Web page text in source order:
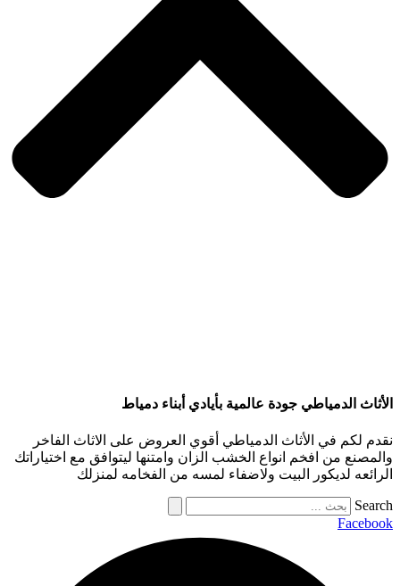
الأثاث الدمياطي جودة عالمية بأيادي أبناء دمياط
نقدم لكم في الأثاث الدمياطي أقوي العروض على الاثاث الفاخر
والمصنع من افخم انواع الخشب الزان وامتنها ليتوافق مع اختياراتك
الرائعه لديكور البيت ولاضفاء لمسه من الفخامه لمنزلك
Search
Facebook